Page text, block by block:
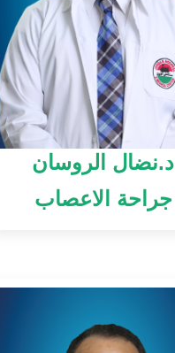
د.نضال الروسان
جراحة الاعصاب